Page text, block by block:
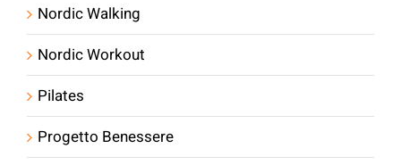
Nordic Walking
Nordic Workout
Pilates
Progetto Benessere